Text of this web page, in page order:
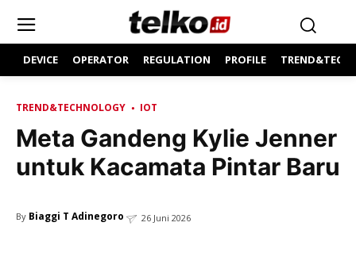
DEVICE OPERATOR REGULATION PROFILE
TREND&TECHNOLOGY IOT
Meta Gandeng Kylie Jenner
untuk Kacamata Pintar Baru
By Biaggi T Adinegoro 26 Juni 2026